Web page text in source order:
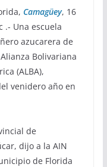
Camagüey, 16
.- Una escuela
azucarera de
Bolivariana
(ALBA),
venidero año en
de
dijo a la AIN
de Florida